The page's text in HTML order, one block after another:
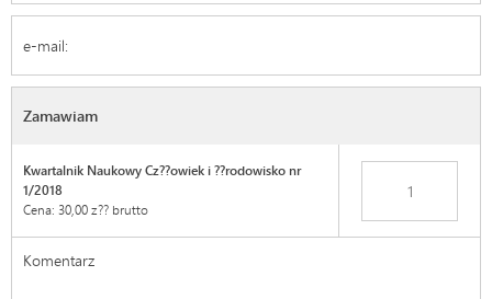
Zamawiam
Kwartalnik Naukowy Cz??owiek i ??rodowisko nr
1/2018
Cena: 30,00 z?? brutto